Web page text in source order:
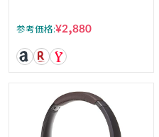
参考価格:¥2,880